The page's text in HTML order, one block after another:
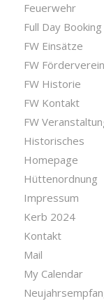
Feuerwehr
Full Day Booking
FW Einsätze
FW Förderverein
FW Historie
FW Kontakt
FW
Historisches
Homepage
Hüttenordnung
Impressum
Kerb 2024
Kontakt
Mail
My Calendar